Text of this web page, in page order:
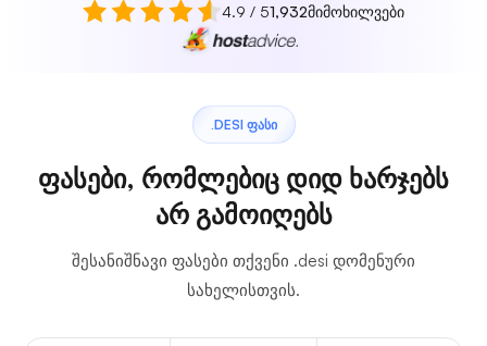
4.9 / 51,932მიმოხილვები
.DESI ᲤᲐᲡᲘ
ფასები, რომლებიც დიდ ხარჯებს
არ გამოიღებს
შესანიშნავი ფასები თქვენი .desi დომენური
სახელისთვის.